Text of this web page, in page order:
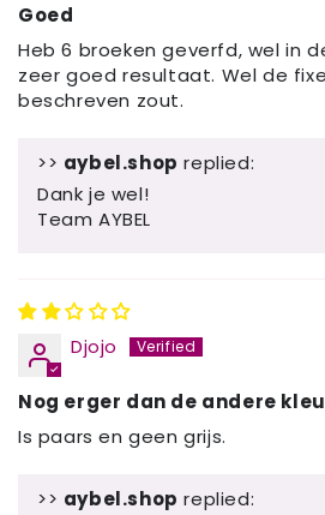
Goed
Heb 6 broeken geverfd, wel in
zeer goed resultaat. Wel de
beschreven zout.
>> aybel.shop replied:
Dank je wel!
Team AYBEL
Djojo
Nog erger dan de andere
Is paars en geen grijs.
>> aybel.shop replied: